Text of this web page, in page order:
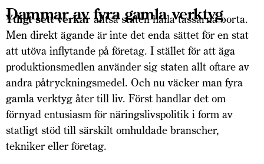
Dammar av fyra gamla verktyg
Ytligt sett verkaralltså staten hålla tassarna borta.
Men direkt ägande är inte det enda sättet för en stat
att utöva inflytande på företag. I stället för att äga
produktionsmedlen använder sig staten allt oftare av
andra påtryckningsmedel. Och nu väcker man fyra
gamla verktyg åter till liv. Först handlar det om
förnyad entusiasm för näringslivspolitik i form av
statligt stöd till särskilt omhuldade branscher,
tekniker eller företag.